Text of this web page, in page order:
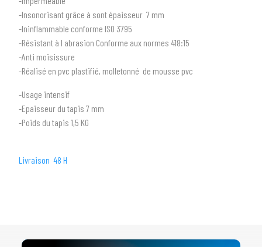
SÉLECTIONNEZ LA MARQUE DE VOTRE VÉHICULE
-Insonorisant grâce à sont épaisseur 7 mm
-Ininflammable conforme ISO 3795
-Résistant à l abrasion Conforme aux normes 418:15
-Anti moisissure
-Réalisé en pvc plastifié, molletonné de mousse pvc
-Usage intensif
-Epaisseur du tapis 7 mm
-Poids du tapis 1,5 KG
Livraison 48 H